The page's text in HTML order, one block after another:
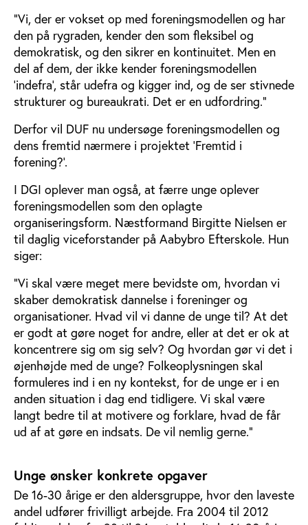
”Vi, der er vokset op med foreningsmodellen og har
den på rygraden, kender den som fleksibel og
demokratisk, og den sikrer en kontinuitet. Men en
del af dem, der ikke kender foreningsmodellen
’indefra’, står udefra og kigger ind, og de ser stivnede
strukturer og bureaukrati. Det er en udfordring.”
Derfor vil DUF nu undersøge foreningsmodellen og
dens fremtid nærmere i projektet ’Fremtid i
forening?’.
I DGI oplever man også, at færre unge oplever
foreningsmodellen som den oplagte
organiseringsform. Næstformand Birgitte Nielsen er
til daglig viceforstander på Aabybro Efterskole. Hun
siger:
”Vi skal være meget mere bevidste om, hvordan vi
skaber demokratisk dannelse i foreninger og
organisationer. Hvad vil vi danne de unge til? At det
er godt at gøre noget for andre, eller at det er ok at
koncentrere sig om sig selv? Og hvordan gør vi det i
øjenhøjde med de unge? Folkeoplysningen skal
formuleres ind i en ny kontekst, for de unge er i en
anden situation i dag end tidligere. Vi skal være
langt bedre til at motivere og forklare, hvad de får
ud af at gøre en indsats. De vil nemlig gerne.”
Unge ønsker konkrete opgaver
De 16-30 årige er den aldersgruppe, hvor den laveste
andel udfører frivilligt arbejde. Fra 2004 til 2012